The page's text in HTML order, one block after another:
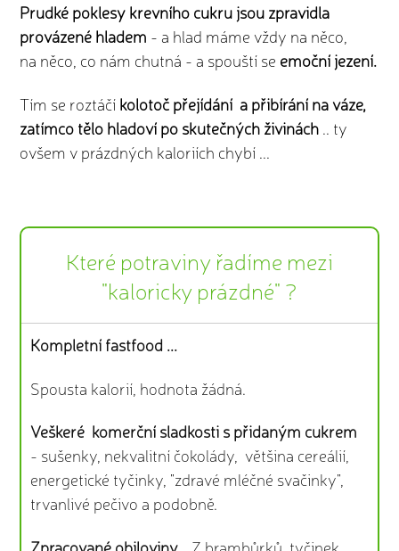
Prudké poklesy krevního cukru jsou zpravidla
provázené hladem - a hlad máme vždy na něco,
na něco, co nám chutná - a spouští se emoční jezení.
Tím se roztáčí kolotoč přejídání a přibírání na váze,
zatímco tělo hladoví po skutečných živinách .. ty
ovšem v prázdných kaloriích chybí ...
Které potraviny řadíme mezi
"kaloricky prázdné" ?
Kompletní fastfood ...
Spousta kalorií, hodnota žádná.
Veškeré komerční sladkosti s přidaným cukrem
- sušenky, nekvalitní čokolády, většina cereálií,
energetické tyčinky, "zdravé mléčné svačinky",
trvanlivé pečivo a podobně.
Zpracované obiloviny. Z brambůrků, tyčinek